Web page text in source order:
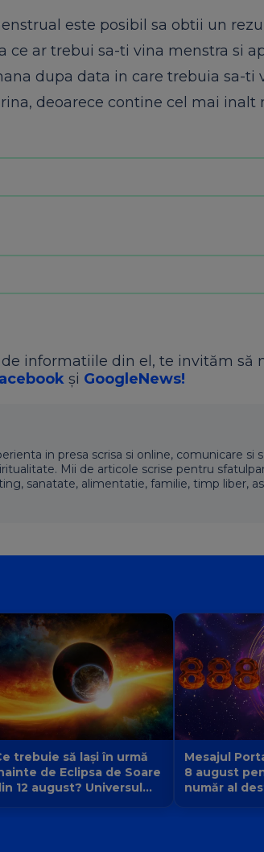
este posibil sa obtii un
ce ar trebui sa-ti vina menstra si
dupa data in care trebuia sa-ti
deoarece contine cel mai inalt
informatiile din el, te invităm să
și GoogleNews!
in presa scrisa si online, comunicare si
Mii de articole scrise pentru
sanatate, alimentatie, familie, timp liber,
trebuie să lași în urmă
de Eclipsa de Soare
12 august? Universul
Mesajul
8 august
număr al